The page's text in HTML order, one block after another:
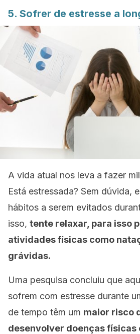
5. Sofrer de estresse a
A vida atual nos leva a fazer
Está estressada? Sem dúvida,
hábitos a serem evitados
isso, tente relaxar, para isso
atividades físicas como
grávidas.
Uma pesquisa concluiu que
sofrem com estresse durante
de tempo têm um maior risco
desenvolver doenças físicas